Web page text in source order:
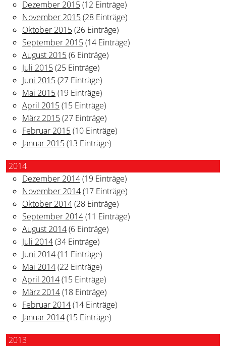
Dezember 2015(12 Einträge)
November 2015(28 Einträge)
Oktober 2015(26 Einträge)
September 2015(14 Einträge)
August 2015(6 Einträge)
Juli 2015(25 Einträge)
Juni 2015(27 Einträge)
Mai 2015(19 Einträge)
April 2015(15 Einträge)
März 2015(27 Einträge)
Februar 2015(10 Einträge)
Januar 2015(13 Einträge)
2014
Dezember 2014(19 Einträge)
November 2014(17 Einträge)
Oktober 2014(28 Einträge)
September 2014(11 Einträge)
August 2014(6 Einträge)
Juli 2014(34 Einträge)
Juni 2014(11 Einträge)
Mai 2014(22 Einträge)
April 2014(15 Einträge)
März 2014(18 Einträge)
Februar 2014(14 Einträge)
Januar 2014(15 Einträge)
2013